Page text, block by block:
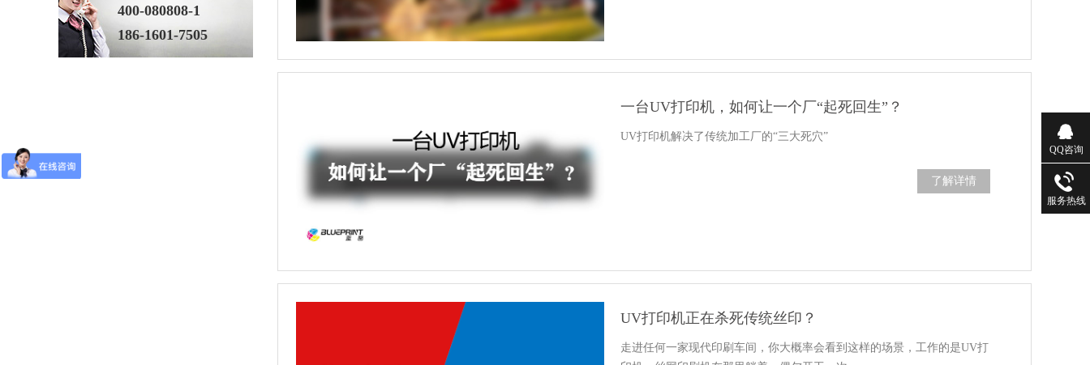
400-080808-1
186-1601-7505
一台UV打印机，如何让一个厂“起死回生”？
UV打印机解决了传统加工厂的“三大死穴”
了解详情
UV打印机正在杀死传统丝印？
走进任何一家现代印刷车间，你大概率会看到这样的场景，工作的是UV打
QQ咨询
服务热线